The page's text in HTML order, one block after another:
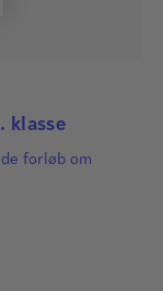
klasse
forløb om